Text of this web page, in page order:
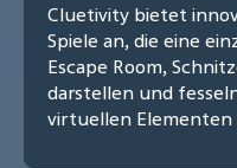
Cluetivity bietet
Spiele an, die eine
Escape Room,
darstellen und
virtuellen Elementen